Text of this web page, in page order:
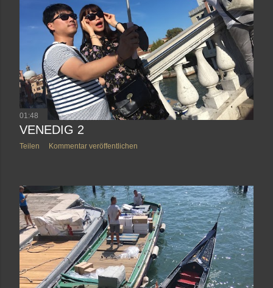
01:48
VENEDIG 2
Teilen Kommentar veröffentlichen